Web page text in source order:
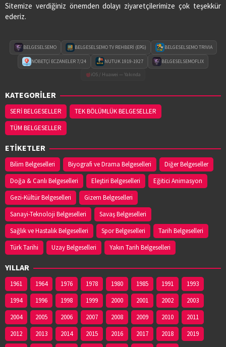
Sitemize verdiğiniz önemden dolayı ziyaretçilerimize çok teşekkür
ederiz.
BELGESELSEMO BELGESELSEMO TV REHBERİ (EPG) BELGESELSEMO TRIVIA
NÖBETÇİ ECZANELER 7/24 NUTUK 1919-1927
BELGESELSEMOFLIX
iOS / Huawei — Yakında
KATEGORİLER
SERİ BELGESELLER
TEK BÖLÜMLÜK BELGESELLER
TÜM BELGESELLER
ETİKETLER
Bilim Belgeselleri Biyografi ve Drama Belgeselleri
Diğer Belgeseller
Doğa & Canlı Belgeselleri
Eleştiri Belgeselleri
Eğitici Animasyon
Gezi-Kültür Belgeselleri
Gizem Belgeselleri
Sanayi-Teknoloji Belgeselleri
Savaş Belgeselleri
Sağlık ve Hastalık Belgeselleri
Spor Belgeselleri
Tarih Belgeselleri
Türk Tarihi
Uzay Belgeselleri Yakın Tarih Belgeselleri
YILLAR
1961 1964 1976 1978 1980 1985 1991
1993
1994
1996 1998 1999 2000 2001 2002
2003
2004
2005 2006 2007 2008 2009 2010
2011
2012
2013 2014 2015 2016 2017 2018
2019